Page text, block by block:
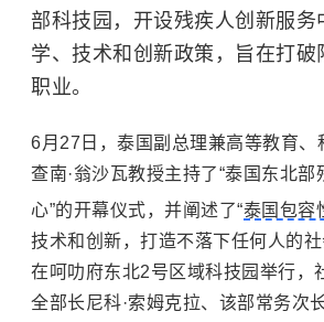
部科技园，开设残疾人创新服务
学、技术和创新政策，旨在打破
职业。
6月27日，泰国副总理兼高等教育、
查南·翁沙瓦教授主持了“泰国东北部
心”的开幕仪式，并阐述了“泰国包容
技术和创新，打造不落下任何人的
在呵叻府东北2号区域科技园举行，
全部长尼科·索姆克拉、该部常务次